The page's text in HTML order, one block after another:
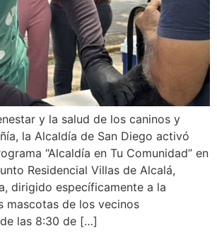
y la salud de los caninos y
la Alcaldía de San Diego activó
“Alcaldía en Tu Comunidad” en
Residencial Villas de Alcalá,
dirigido específicamente a la
mascotas de los vecinos
las 8:30 de […]